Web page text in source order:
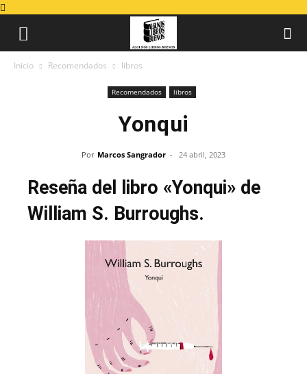
Inicio Recomendados libros
Recomendados libros
Yonqui
Por Marcos Sangrador - 24 abril, 2023
Reseña del libro «Yonqui» de
William S. Burroughs.